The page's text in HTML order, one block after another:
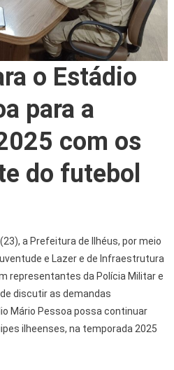
o Estádio
para a
com os
do futebol
a Prefeitura de Ilhéus, por meio
e Lazer e de Infraestrutura
representantes da Polícia Militar e
discutir as demandas
Mário Pessoa possa continuar
ilheenses, na temporada 2025